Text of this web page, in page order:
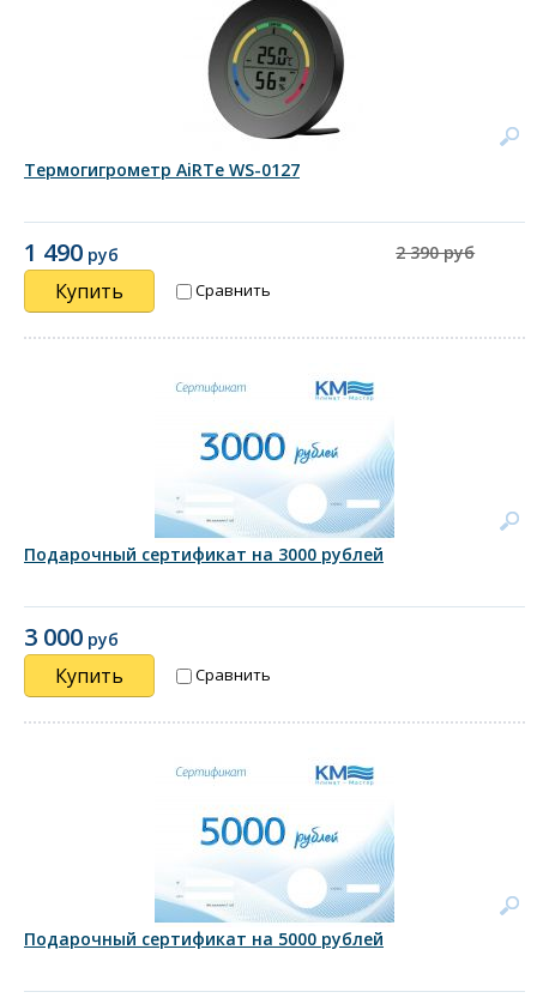
Термогигрометр AiRTe WS-0127
1 490 руб 2 390 руб
Купить Сравнить
Подарочный сертификат на 3000 рублей
3 000 руб
Купить Сравнить
Подарочный сертификат на 5000 рублей